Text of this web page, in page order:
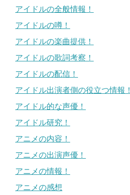
アイドルの全般情報！
アイドルの噂！
アイドルの楽曲提供！
アイドルの歌詞考察！
アイドルの配信！
アイドル出演者側の役立つ情報！
アイドル的な声優！
アイドル研究！
アニメの内容！
アニメの出演声優！
アニメの情報！
アニメの感想